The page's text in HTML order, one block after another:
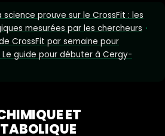
science prouve sur le CrossFit : les
mesurées par les chercheurs ·
CrossFit par semaine pour
guide pour débuter à Cergy-
ET